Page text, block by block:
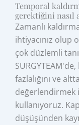
Temporal
gerektiğini nasıl
Zamanlı
ihtiyacınız olup
çok düzlemli
fazlalığını ve
değerlendirmek
kullanıyoruz.
düşüşünden